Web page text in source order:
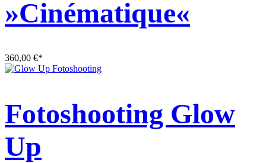
»Cinématique«
360,00 €*
Fotoshooting Glow
Up